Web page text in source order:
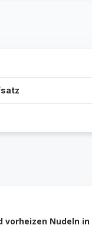
vorheizen Nudeln